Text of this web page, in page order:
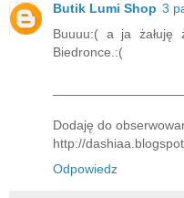
Butik Lumi Shop 3
Buuuu:( a ja żałuję
Biedronce.:(
Dodaję do
http://
Odpowiedz